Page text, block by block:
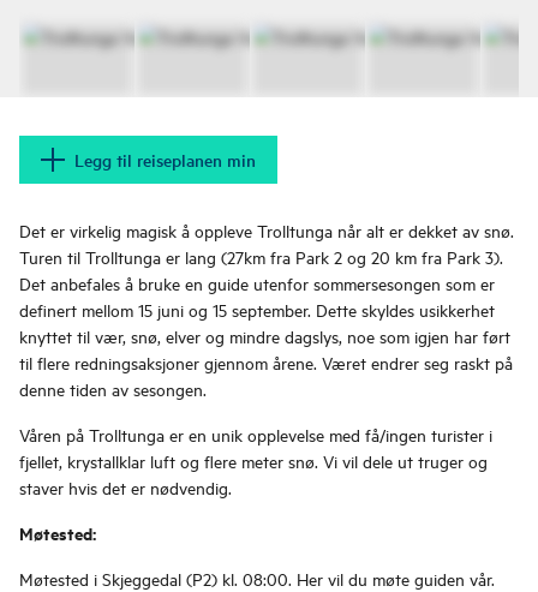
Legg til reiseplanen min
Det er virkelig magisk å oppleve Trolltunga når alt er dekket av snø.
Turen til Trolltunga er lang (27km fra Park 2 og 20 km fra Park 3).
Det anbefales å bruke en guide utenfor sommersesongen som er
definert mellom 15 juni og 15 september. Dette skyldes usikkerhet
knyttet til vær, snø, elver og mindre dagslys, noe som igjen har ført
til flere redningsaksjoner gjennom årene. Været endrer seg raskt på
denne tiden av sesongen.
Våren på Trolltunga er en unik opplevelse med få/ingen turister i
fjellet, krystallklar luft og flere meter snø. Vi vil dele ut truger og
staver hvis det er nødvendig.
Møtested:
Møtested i Skjeggedal (P2) kl. 08:00. Her vil du møte guiden vår.